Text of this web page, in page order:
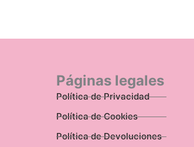
Páginas legales
Política de Privacidad
Política de Cookies
Política de Devoluciones